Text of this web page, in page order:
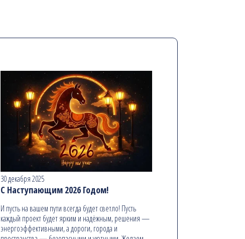
30 декабря 2025
С Наступающим 2026 Годом!
И пусть на вашем пути всегда будет светло! Пусть
каждый проект будет ярким и надёжным, решения —
энергоэффективными, а дороги, города и